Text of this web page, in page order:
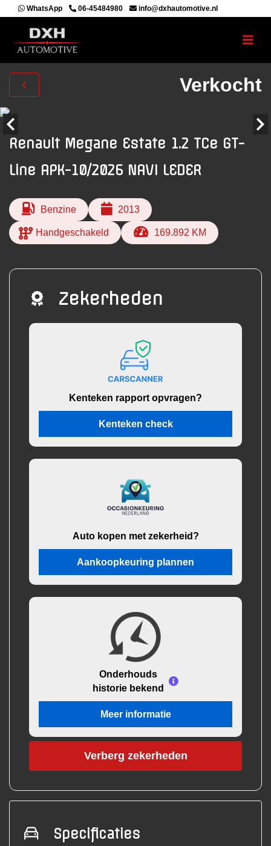
WhatsApp 06-45484980 info@dxhautomotive.nl
Verkocht
Renault Megane Estate 1.2 TCe GT-
Line APK-10/2026 NAVI LEDER
Benzine 2013
Handgeschakeld 169.892 KM
Zekerheden
Kenteken rapport opvragen?
Kenteken check
Auto kopen met zekerheid?
Aankoopkeuring plannen
Onderhouds
historie bekend
Meer informatie
Verberg zekerheden
Specificaties